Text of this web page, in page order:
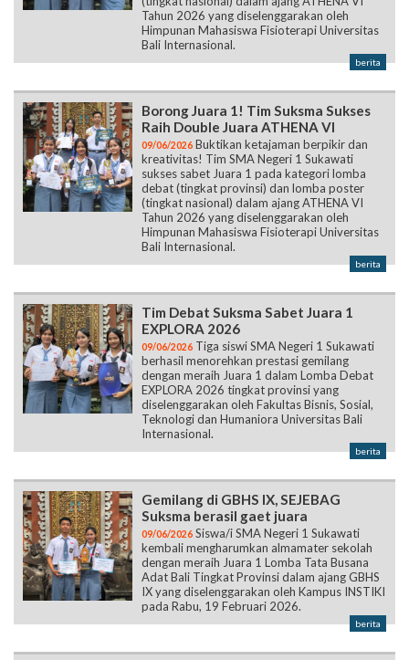
Tahun 2026 yang diselenggarakan oleh
Himpunan Mahasiswa Fisioterapi Universitas
Bali Internasional.
berita
Borong Juara 1! Tim Suksma Sukses
Raih Double Juara ATHENA VI
09/06/2026 Buktikan ketajaman berpikir dan
kreativitas! Tim SMA Negeri 1 Sukawati
sukses sabet Juara 1 pada kategori lomba
debat (tingkat provinsi) dan lomba poster
(tingkat nasional) dalam ajang ATHENA VI
Tahun 2026 yang diselenggarakan oleh
Himpunan Mahasiswa Fisioterapi Universitas
Bali Internasional.
berita
Tim Debat Suksma Sabet Juara 1
EXPLORA 2026
09/06/2026 Tiga siswi SMA Negeri 1 Sukawati
berhasil menorehkan prestasi gemilang
dengan meraih Juara 1 dalam Lomba Debat
EXPLORA 2026 tingkat provinsi yang
diselenggarakan oleh Fakultas Bisnis, Sosial,
Teknologi dan Humaniora Universitas Bali
Internasional.
berita
Gemilang di GBHS IX, SEJEBAG
Suksma berasil gaet juara
09/06/2026 Siswa/i SMA Negeri 1 Sukawati
kembali mengharumkan almamater sekolah
dengan meraih Juara 1 Lomba Tata Busana
Adat Bali Tingkat Provinsi dalam ajang GBHS
IX yang diselenggarakan oleh Kampus INSTIKI
pada Rabu, 19 Februari 2026.
berita